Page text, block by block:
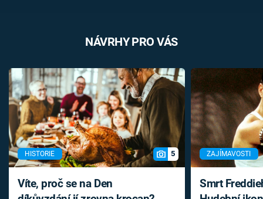
NÁVRHY PRO VÁS
HISTORIE 5
Víte, proč se na Den
ZAJÍMAVOSTI
Smrt